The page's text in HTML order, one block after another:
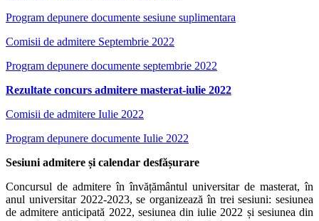
Program depunere documente sesiune suplimentara
Comisii de admitere Septembrie 2022
Program depunere documente septembrie 2022
Rezultate concurs admitere masterat-iulie 2022
Comisii de admitere Iulie 2022
Program depunere documente Iulie 2022
Sesiuni admitere și calendar desfășurare
Concursul de admitere în învățământul universitar de masterat, în
anul universitar 2022-2023, se organizează în trei sesiuni: sesiunea
de admitere anticipată 2022, sesiunea din iulie 2022 și sesiunea din